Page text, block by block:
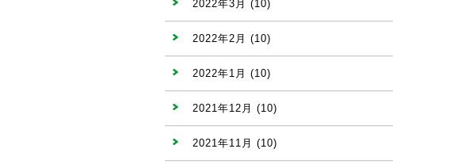
2022年3月 (10)
2022年2月 (10)
2022年1月 (10)
2021年12月 (10)
2021年11月 (10)